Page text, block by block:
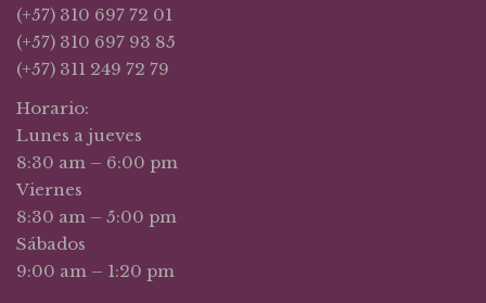
(+57) 310 697 72 01
(+57) 310 697 93 85
(+57) 311 249 72 79
Horario:
Lunes a jueves
8:30 am – 6:00 pm
Viernes
8:30 am – 5:00 pm
Sábados
9:00 am – 1:20 pm